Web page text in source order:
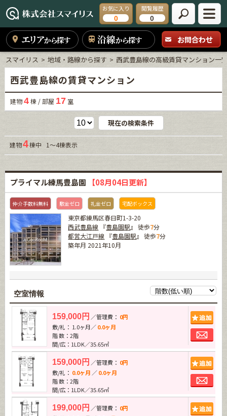
お気に入り
0
閲覧履歴
0
エリアから探す 沿線から探す お問合わせ
スマイリス 地域・路線から探す 西武豊島線の高級賃貸マンション一
西武豊島線の賃貸マンション
建物4棟 / 部屋 17室
現在の検索条件
建物4棟中 1～4棟表示
プライマル練馬豊島園 【08月04日更新】
仲介手数料無料 敷金ゼロ 礼金ゼロ 宅配ボックス
東京都練馬区春日町1-3-20
西武豊島線 『豊島園駅』 徒歩7分
都営大江戸線 『豊島園駅』 徒歩7分
築年月 2021年10月
空室情報
159,000円 ／管理費： 0円
敷/礼： 1.0ヶ月／0.0ヶ月
階 数：2階
間/広：1LDK／35.65㎡
159,000円 ／管理費： 0円
敷/礼： 0.0ヶ月 ／0.0ヶ月
階 数：2階
間/広：1LDK／35.65㎡
199,000円 ／管理費： 0円